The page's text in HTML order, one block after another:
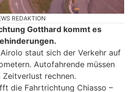
REDAKTION
Gotthard kommt es
staut sich der Verkehr auf
Autofahrende müssen
rechnen.
die Fahrtrichtung Chiasso –